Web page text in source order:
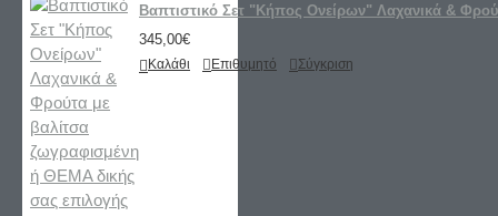
Βαπτιστικό Σετ "Κήπος Ονείρων" Λαχανικά &
345,00€
Καλάθι Επιθυμητό Σύγκριση